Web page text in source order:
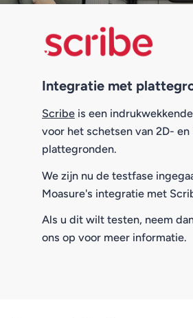
Integratie met
Scribeis een
voor het schetsen van 2D- en
plattegronden.
We zijn nu de testfase
Moasure's integratie met
Als u dit wilt testen, neem
ons op voor meer informatie.